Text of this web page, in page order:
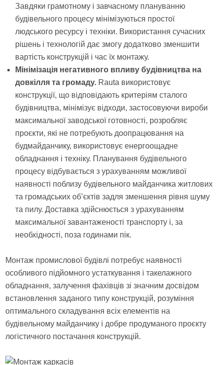
Завдяки грамотному і завчасному плануванню
будівельного процесу мінімізуються простої
людського ресурсу і техніки. Використання сучасних
рішень і технологій дає змогу додатково зменшити
вартість конструкцій і час їх монтажу.
Мінімізація негативного впливу будівництва на
довкілля та громаду. Rauta використовує
конструкції, що відповідають критеріям сталого
будівництва, мінімізує відходи, застосовуючи вироби
максимальної заводської готовності, розробляє
проєкти, які не потребують доопрацювання на
будмайданчику, використовує енергоощадне
обладнання і техніку. Планування будівельного
процесу відбувається з урахуванням можливої
наявності поблизу будівельного майданчика житлових
та громадських об’єктів задля зменшення рівня шуму
та пилу. Доставка здійснюється з урахуванням
максимальної завантаженості транспорту і, за
необхідності, поза годинами пік.
Монтаж промислової будівлі потребує наявності
особливого підйомного устаткування і такелажного
обладнання, залучення фахівців зі значним досвідом
встановлення заданого типу конструкцій, розуміння
оптимального складування всіх елементів на
будівельному майданчику і добре продуманого проєкту
логістичного постачання конструкцій.